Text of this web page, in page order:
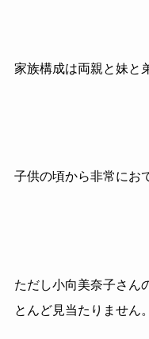
家族構成は両親と妹と
子供の頃から非常にお
ただし小向美奈子さん
とんど見当たりません。